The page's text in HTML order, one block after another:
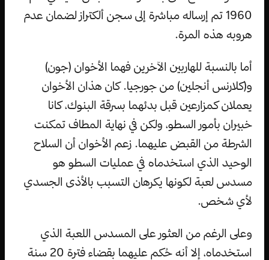
1960 تم إرساله مباشرة إلى سجن ألكتراز لضمان عدم
هروبه هذه المرة.
أما بالنسبة للهاربين الآخرين فهما الأخوان (جون)
و(كلارنس أنجلين) من جورجيا. كان هذان الأخوان
يعملان كمزارعين قبل بدئهما بسرقة البنوك، كانا
خبيران بأمور السطو، ولكن في نهاية المطاف تمكنت
الشرطة من القبض عليهما. زعم الأخوان أن السلاح
الوحيد الذي استخدماه في عمليات السطو هو
مسدس لعبة لكونها يكرهان التسبب بالأذى الجسدي
لأي شخص.
وعلى الرغم من العثور على المسدس اللعبة الذي
استخدماه، إلا أنه حُكم عليهما بقضاء فترة 20 سنة